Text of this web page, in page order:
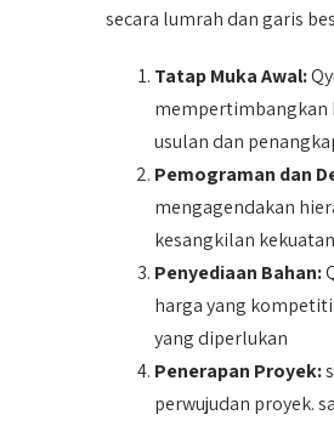
secara lumrah dan garis
Tatap Muka Awal:
mempertimbangkan
usulan dan
Pemograman dan
mengagendakan
kesangkilan
Penyediaan Bahan:
harga yang
yang diperlukan
Penerapan Proyek:
perwujudan proyek.